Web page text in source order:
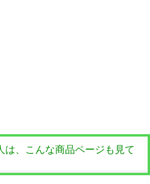
は、こんな商品ページも見て